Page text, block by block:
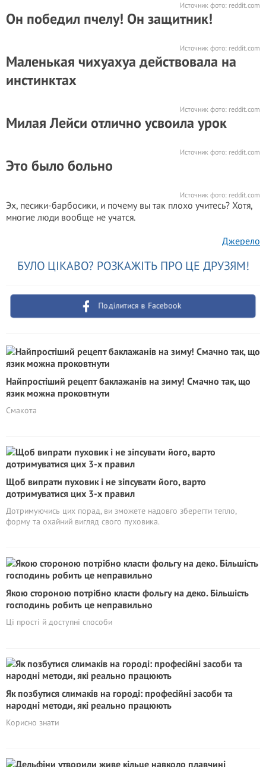
Источник фото: reddit.com
Он победил пчелу! Он защитник!
Источник фото: reddit.com
Маленькая чихуахуа действовала на
инстинктах
Источник фото: reddit.com
Милая Лейси отлично усвоила урок
Источник фото: reddit.com
Это было больно
Источник фото: reddit.com
Эх, песики-барбосики, и почему вы так плохо учитесь? Хотя,
многие люди вообще не учатся.
Джерело
БУЛО ЦІКАВО? РОЗКАЖІТЬ ПРО ЦЕ ДРУЗЯМ!
Поділитися в Facebook
Найпростіший рецепт баклажанів на зиму! Смачно так, що
язик можна проковтнути
Смакота
Щоб випрати пуховик і не зіпсувати його, варто
дотримуватися цих 3-х правил
Дотримуючись цих порад, ви зможете надовго зберегти тепло,
форму та охайний вигляд свого пуховика.
Якою стороною потрібно класти фольгу на деко. Більшість
господинь робить це неправильно
Ці прості й доступні способи
Як позбутися слимаків на городі: професійні засоби та
народні методи, які реально працюють
Корисно знати